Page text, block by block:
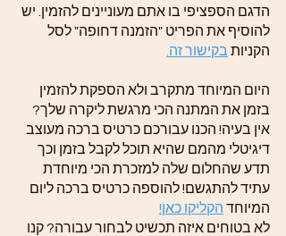
הדגם הספציפי בו אתם מעוניינים להזמין. יש
להוסיף את הפריט "הזמנה דחופה" לסל
הקניות בקישור זה.
היום המיוחד מתקרב ולא הספקת להזמין
בזמן את המתנה הכי מרגשת ליקרה שלך?
אין בעיה! הכנו עבורכם כרטיס ברכה מעוצב
דיגיטלי מהמם שהיא תוכל לקבל בזמן וכך
תדע שהחלום שלה למזכרת הכי מיוחדת
עתיד להתגשם! להוספה כרטיס ברכה ליום
המיוחד הקליקו כאן!
לא בטוחים איזה תכשיט לבחור עבורה? קנו